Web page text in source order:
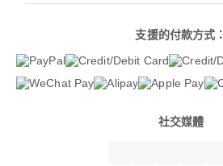
支援的付款方式：
社交媒體